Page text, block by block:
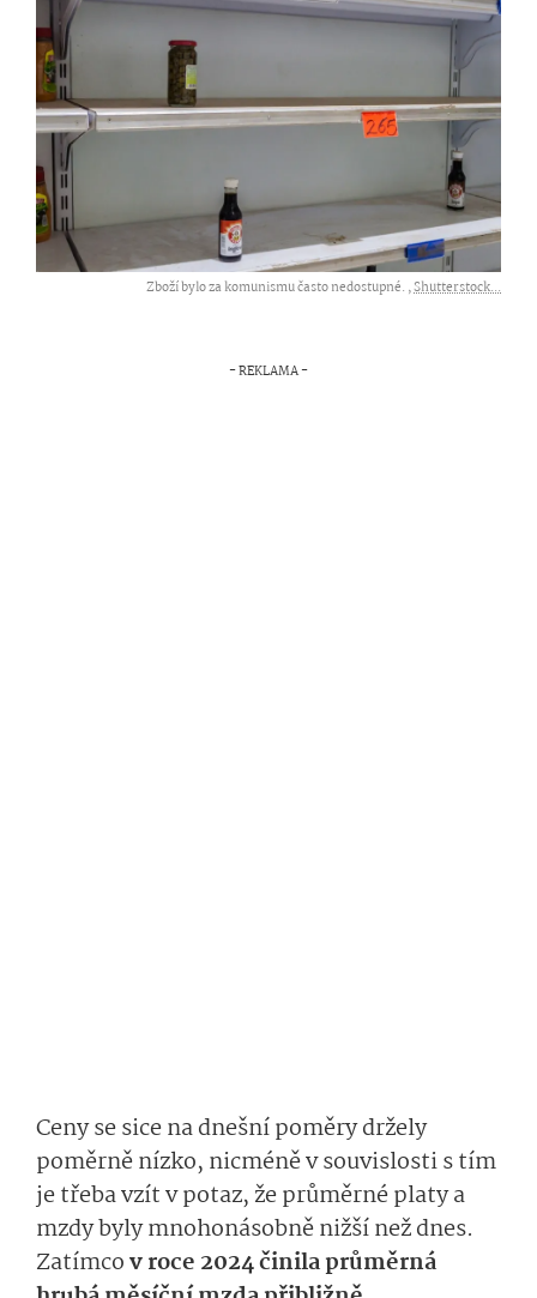
Zboží bylo za komunismu často nedostupné. ,Shutterstock...
Ceny se sice na dnešní poměry držely
poměrně nízko, nicméně v souvislosti s tím
je třeba vzít v potaz, že průměrné platy a
mzdy byly mnohonásobně nižší než dnes.
Zatímcov roce 2024 činila průměrná